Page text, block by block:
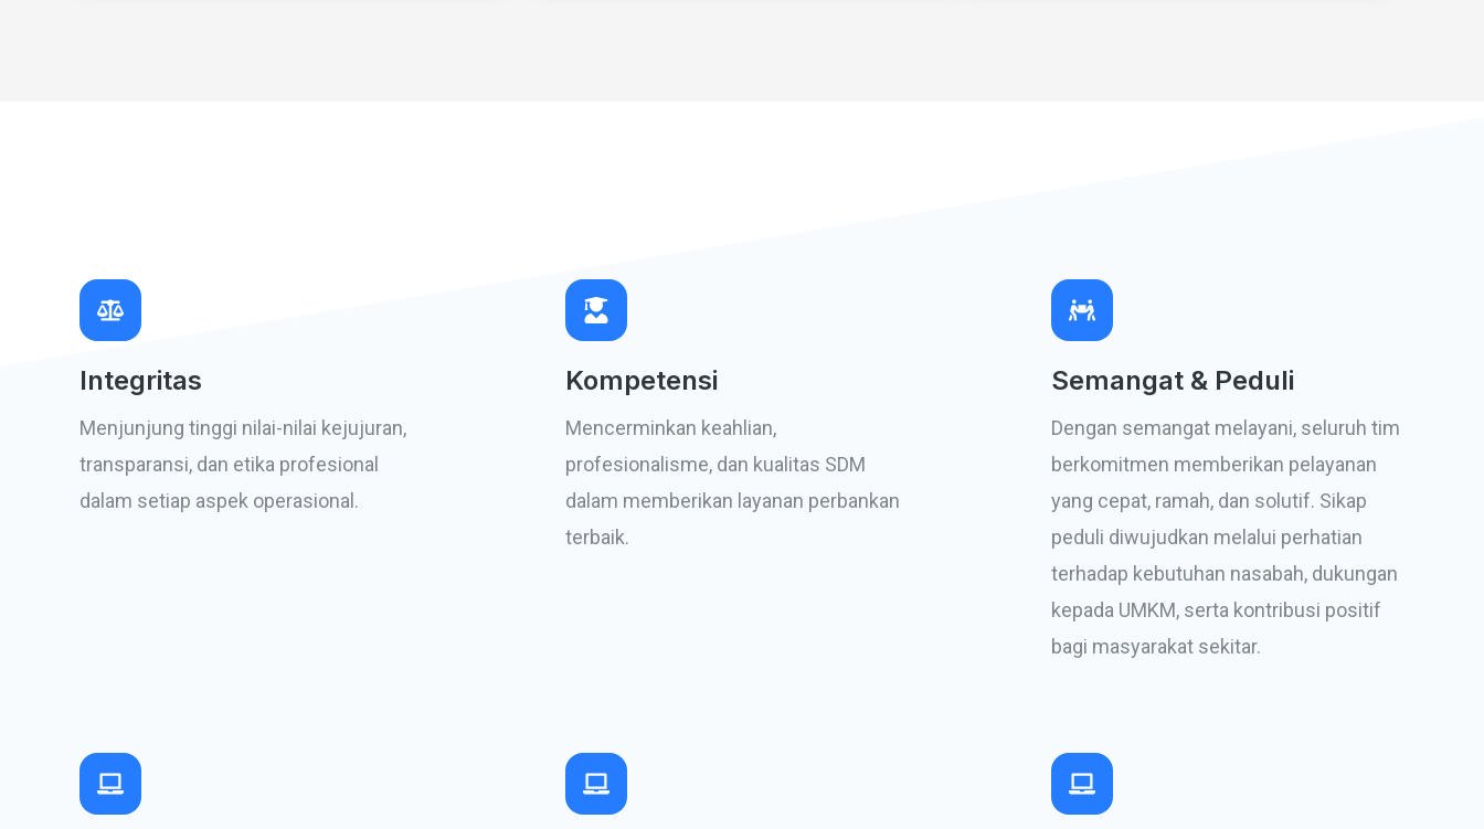
Integritas
Menjunjung tinggi nilai-nilai kejujuran,
transparansi, dan etika profesional
dalam setiap aspek operasional.
Kompetensi
Mencerminkan keahlian,
profesionalisme, dan kualitas SDM
dalam memberikan layanan perbankan
terbaik.
Semangat & Peduli
Dengan semangat melayani, seluruh tim
berkomitmen memberikan pelayanan
yang cepat, ramah, dan solutif. Sikap
peduli diwujudkan melalui perhatian
terhadap kebutuhan nasabah, dukungan
kepada UMKM, serta kontribusi positif
bagi masyarakat sekitar.